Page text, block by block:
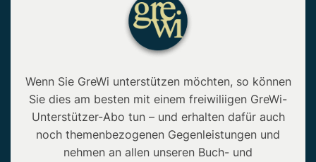
Wenn Sie GreWi unterstützen möchten, so können
Sie dies am besten mit einem freiwiliigen GreWi-
Unterstützer-Abo tun – und erhalten dafür auch
noch themenbezogenen Gegenleistungen und
nehmen an allen unseren Buch- und